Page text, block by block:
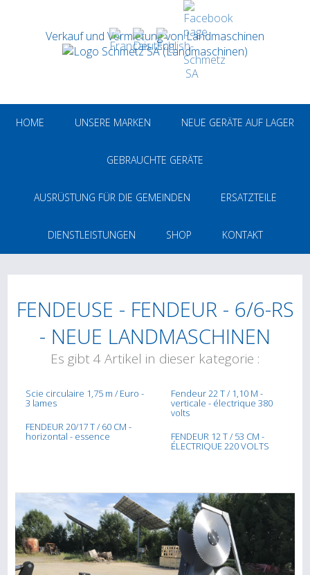
Verkauf und Vermietung von Landmaschinen
HOME UNSERE MARKEN NEUE GERÄTE AUF LAGER
GEBRAUCHTE GERÄTE
AUSRÜSTUNG FÜR DIE GEMEINDEN ERSATZTEILE
DIENSTLEISTUNGEN SHOP KONTAKT
FENDEUSE - FENDEUR - 6/6-RS
- NEUE LANDMASCHINEN
Es gibt 4 Artikel in dieser kategorie :
Scie circulaire 1,75 m / Euro -
3 lames
FENDEUR 20/17 T / 60 CM -
horizontal - essence
Fendeur 22 T / 1,10 M -
verticale - électrique 380
volts
FENDEUR 12 T / 53 CM -
ÉLECTRIQUE 220 VOLTS